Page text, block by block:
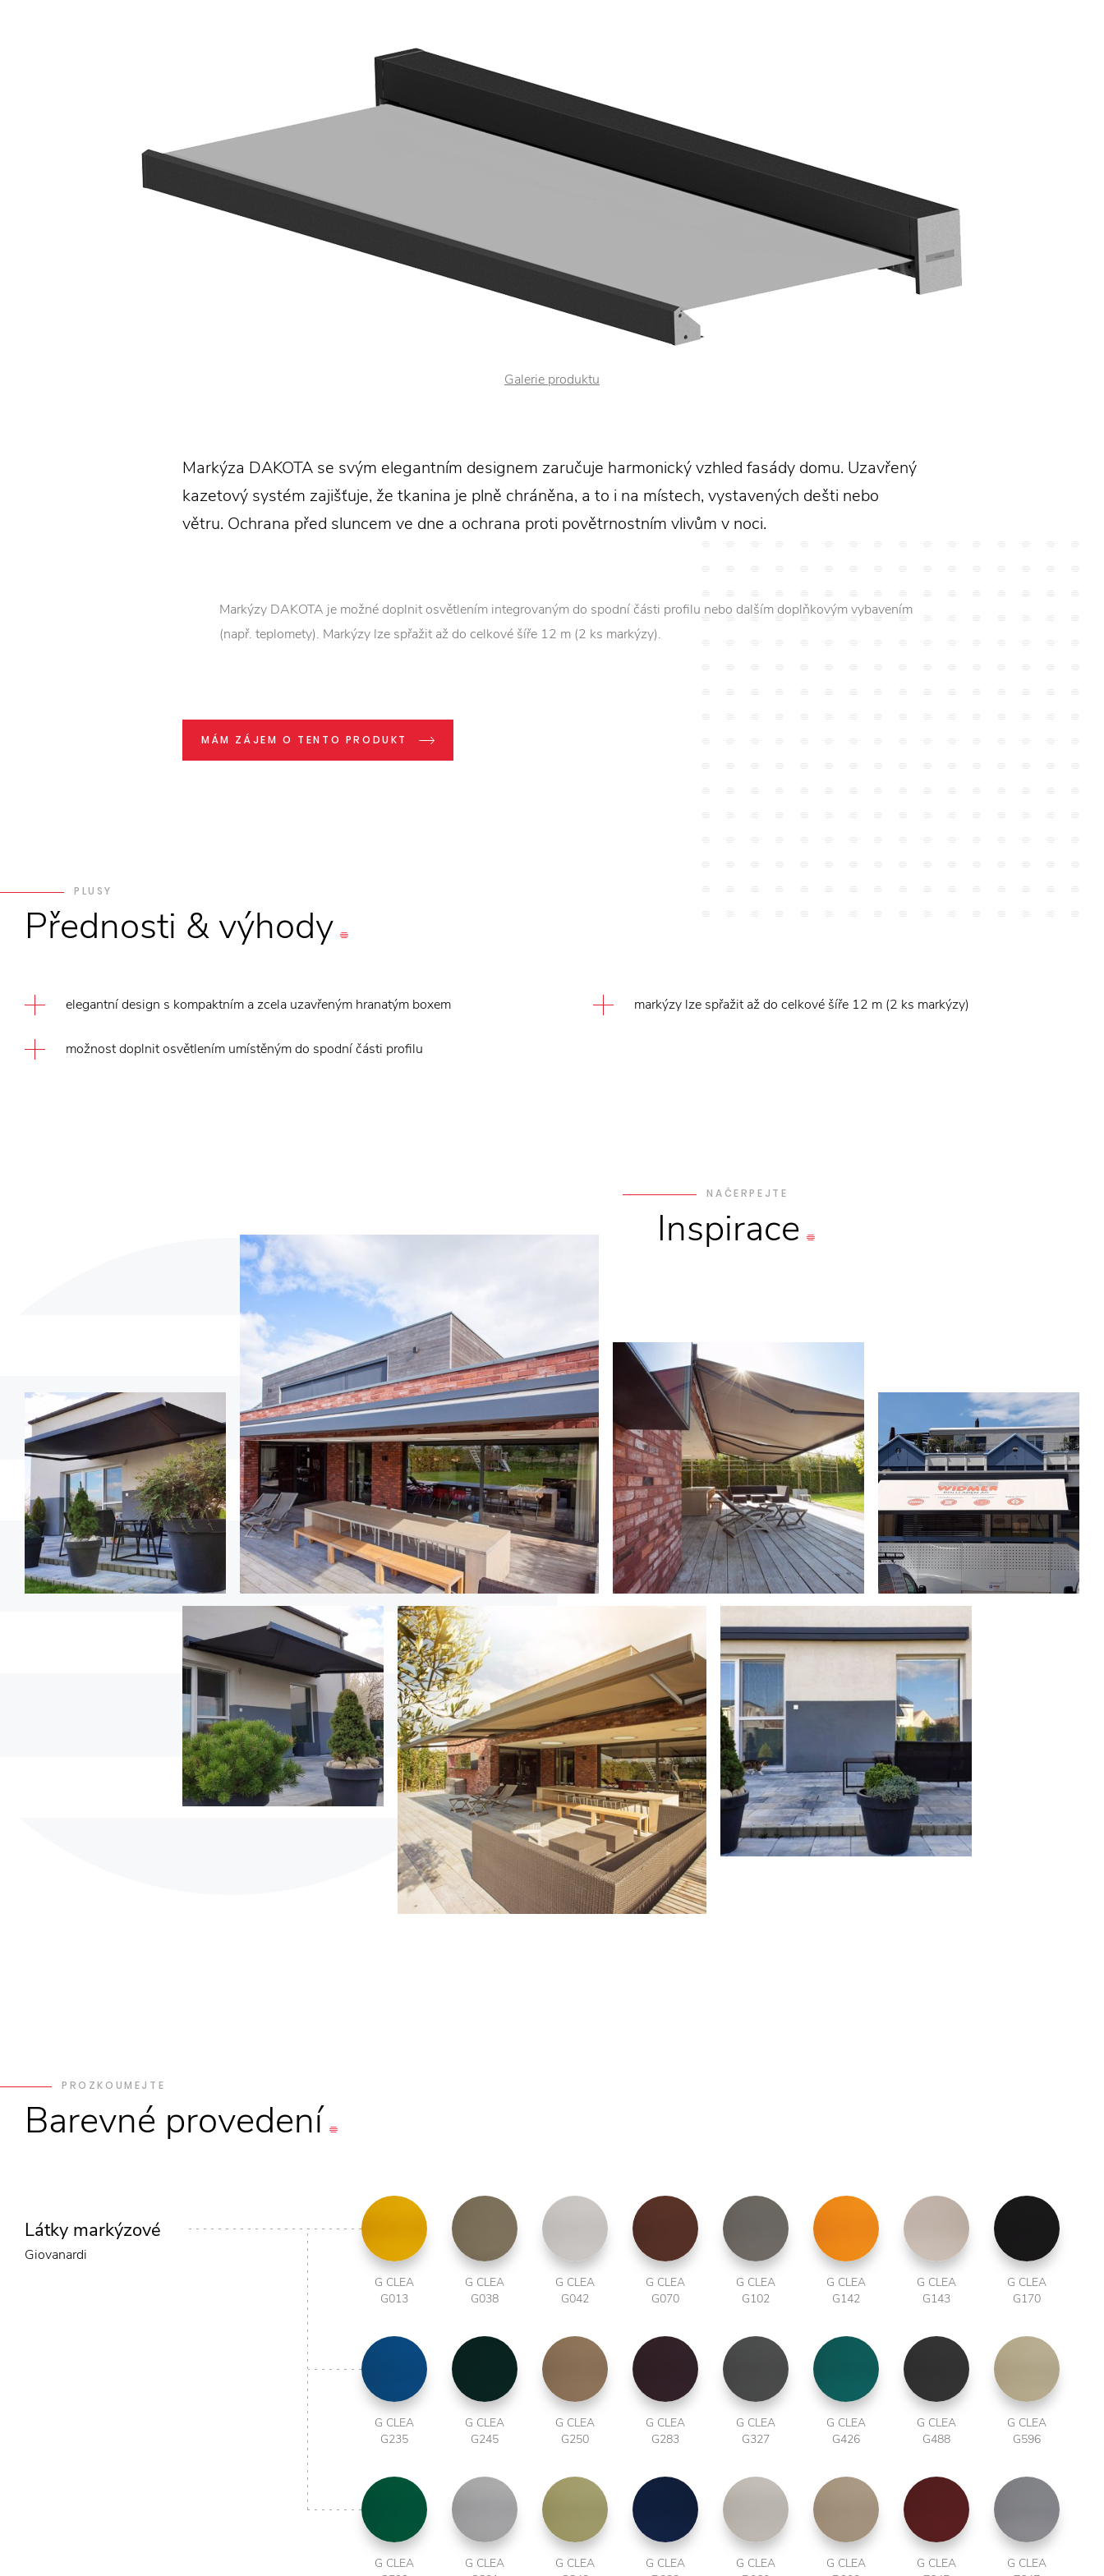
Galerie produktu
Markýza DAKOTA se svým elegantním designem zaručuje harmonický vzhled fasády domu. Uzavřený
kazetový systém zajišťuje, že tkanina je plně chráněna, a to i na místech, vystavených dešti nebo
větru. Ochrana před sluncem ve dne a ochrana proti povětrnostním vlivům v noci.
Markýzy DAKOTA je možné doplnit osvětlením integrovaným do spodní části profilu nebo dalším doplňkovým vybavením
(např. teplomety). Markýzy lze spřažit až do celkové šíře 12 m (2 ks markýzy).
MÁM ZÁJEM O TENTO PRODUKT
PLUSY
Přednosti &výhody
elegantní design s kompaktním a zcela uzavřeným hranatým boxem
možnost doplnit osvětlením umístěným do spodní části profilu
markýzy lze spřažit až do celkové šíře 12 m (2 ks markýzy)
NAČERPEJTE
Inspirace
PROZKOUMEJTE
Barevné provedení
Látky markýzové
Giovanardi
G CLEA
G013
G CLEA
G038
G CLEA
G042
G CLEA
G070
G CLEA
G102
G CLEA
G142
G CLEA
G143
G CLEA
G170
G CLEA
G235
G CLEA
G245
G CLEA
G250
G CLEA
G283
G CLEA
G327
G CLEA
G426
G CLEA
G488
G CLEA
G596
G CLEA
G CLEA
G CLEA
G CLEA
G CLEA
G CLEA
G CLEA
G CLEA